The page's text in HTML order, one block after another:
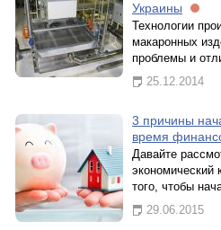
Украины
Технологии
макаронных
проблемы и
25.12.2014
3 причины
время
Давайте
экономический
того, чтобы
29.06.2015